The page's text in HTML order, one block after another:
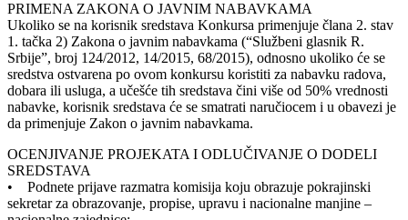
PRIMENA ZAKONA O JAVNIM NABAVKAMA
Ukoliko se na korisnik sredstava Konkursa primenjuje člana 2. stav
1. tačka 2) Zakona o javnim nabavkama (“Službeni glasnik R.
Srbije”, broj 124/2012, 14/2015, 68/2015), odnosno ukoliko će se
sredstva ostvarena po ovom konkursu koristiti za nabavku radova,
dobara ili usluga, a učešće tih sredstava čini više od 50% vrednosti
nabavke, korisnik sredstava će se smatrati naručiocem i u obavezi je
da primenjuje Zakon o javnim nabavkama.
OCENJIVANJE PROJEKATA I ODLUČIVANJE O DODELI
SREDSTAVA
• Podnete prijave razmatra komisija koju obrazuje pokrajinski
sekretar za obrazovanje, propise, upravu i nacionalne manjine –